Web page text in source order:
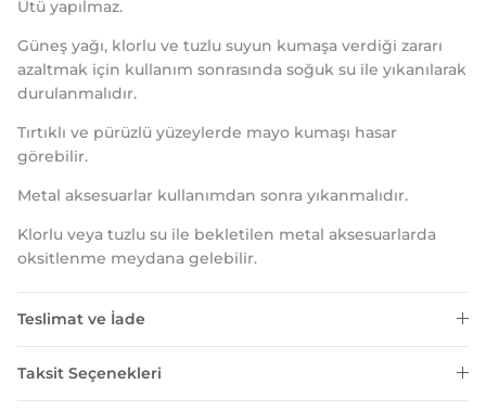
Ütü yapılmaz.
Güneş yağı, klorlu ve tuzlu suyun kumaşa verdiği zararı
azaltmak için kullanım sonrasında soğuk su ile yıkanılarak
durulanmalıdır.
Tırtıklı ve pürüzlü yüzeylerde mayo kumaşı hasar
görebilir.
Metal aksesuarlar kullanımdan sonra yıkanmalıdır.
Klorlu veya tuzlu su ile bekletilen metal aksesuarlarda
oksitlenme meydana gelebilir.
Teslimat ve İade
Taksit Seçenekleri